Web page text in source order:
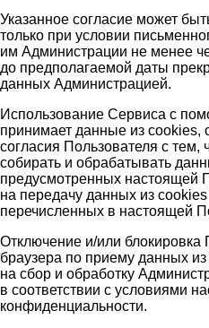
Указанное согласие может
только при условии
им Администрации не менее
до предполагаемой даты
данных Администрацией.
Использование Сервиса с
принимает данные из cookies,
согласия Пользователя с
собирать и обрабатывать
предусмотренных настоящей
на передачу данных из
перечисленных в настоящей
Отключение и/или блокировка
браузера по приему данных из
на сбор и обработку
в соответствии с условиями
конфиденциальности.